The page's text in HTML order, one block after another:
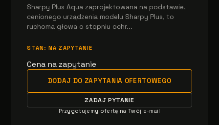
Sharpy Plus Aqua zaprojektowana na podstawie,
cenionego urządzenia modelu Sharpy Plus, to
ruchoma głowa o stopniu ochr...
STAN: NA ZAPYTANIE
Cena na zapytanie
DODAJ DO ZAPYTANIA OFERTOWEGO
ZADAJ PYTANIE
Przygotujemy ofertę na Twój e-mail